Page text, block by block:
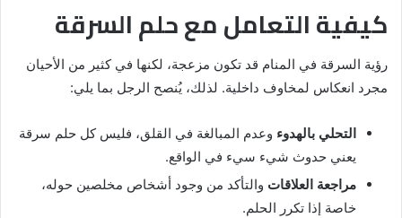
كيفية التعامل مع حلم السرقة
رؤية السرقة في المنام قد تكون مزعجة، لكنها في كثير من الأحيان
مجرد انعكاس لمخاوف داخلية. لذلك، يُنصح الرجل بما يلي:
التحلي بالهدوء وعدم المبالغة في القلق، فليس كل حلم سرقة
يعني حدوث شيء سيء في الواقع.
مراجعة العلاقات والتأكد من وجود أشخاص مخلصين حوله،
خاصة إذا تكرر الحلم.